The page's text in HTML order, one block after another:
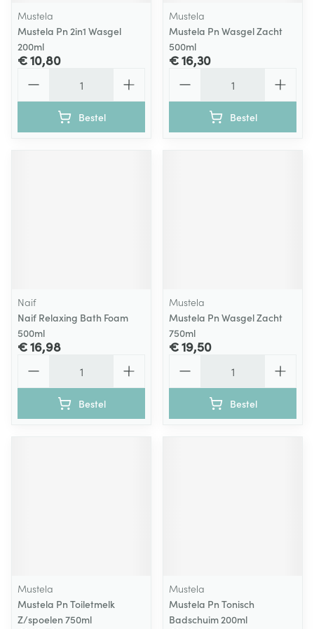
Mustela
Mustela Pn 2in1 Wasgel
200ml
€ 10,80
Bestel
Mustela
Mustela Pn Wasgel Zacht
500ml
€ 16,30
Bestel
Naif
Naif Relaxing Bath Foam
500ml
€ 16,98
Bestel
Mustela
Mustela Pn Wasgel Zacht
750ml
€ 19,50
Bestel
Mustela
Mustela Pn Toiletmelk
Z/spoelen 750ml
Mustela
Mustela Pn Tonisch
Badschuim 200ml